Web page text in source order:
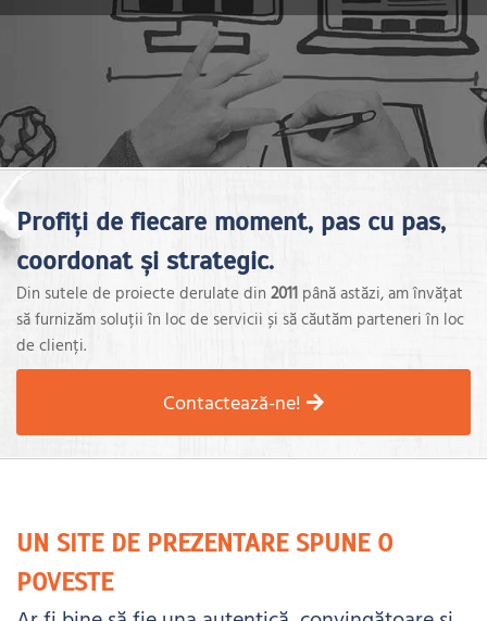
Profiți de fiecare moment, pas cu pas,
coordonat și strategic.
Din sutele de proiecte derulate din 2011 până astăzi, am învățat
să furnizăm soluții în loc de servicii și să căutăm parteneri în loc
de clienți.
Contactează-ne!
UN SITE DE PREZENTARE SPUNE O
POVESTE